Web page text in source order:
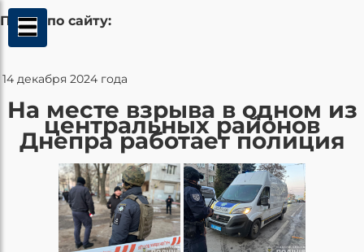
Поиск по сайту:
14 декабря 2024 года
На месте взрыва в одном из
центральных районов
Днепра работает полиция